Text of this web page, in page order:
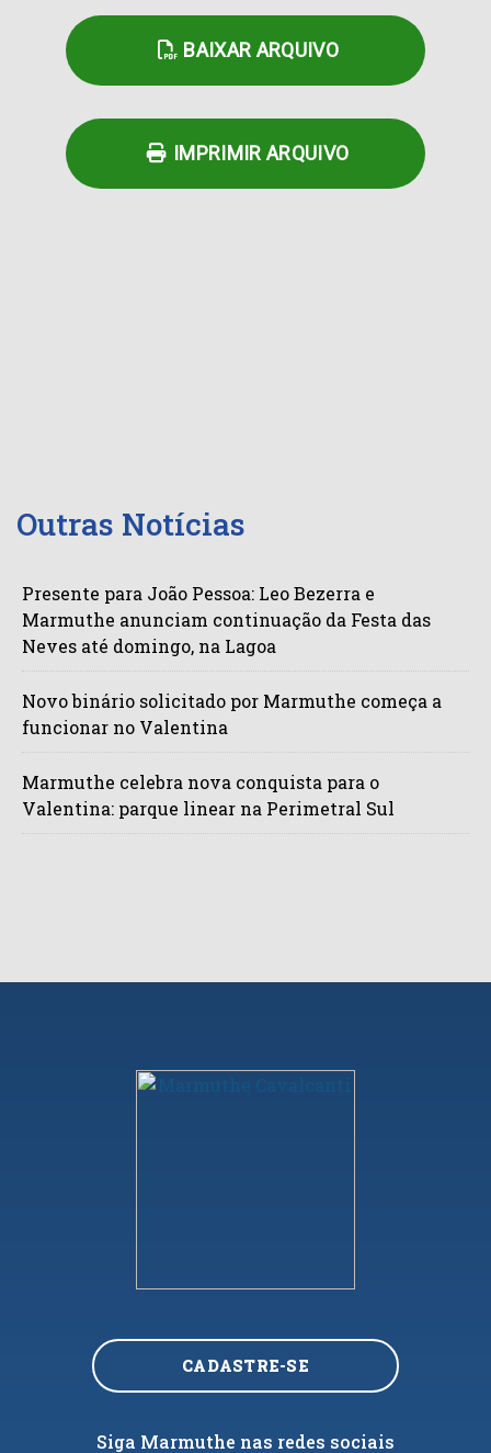
BAIXAR ARQUIVO
IMPRIMIR ARQUIVO
Outras Notícias
Presente para João Pessoa: Leo Bezerra e
Marmuthe anunciam continuação da Festa das
Neves até domingo, na Lagoa
Novo binário solicitado por Marmuthe começa a
funcionar no Valentina
Marmuthe celebra nova conquista para o
Valentina: parque linear na Perimetral Sul
CADASTRE-SE
Siga Marmuthe nas redes sociais